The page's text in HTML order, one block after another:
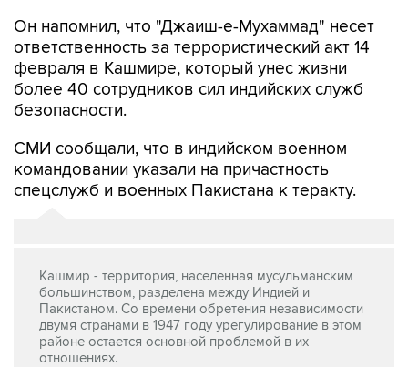
Он напомнил, что "Джаиш-е-Мухаммад" несет
ответственность за террористический акт 14
февраля в Кашмире, который унес жизни
более 40 сотрудников сил индийских служб
безопасности.
СМИ сообщали, что в индийском военном
командовании указали на причастность
спецслужб и военных Пакистана к теракту.
Кашмир - территория, населенная мусульманским
большинством, разделена между Индией и
Пакистаном. Со времени обретения независимости
двумя странами в 1947 году урегулирование в этом
районе остается основной проблемой в их
отношениях.